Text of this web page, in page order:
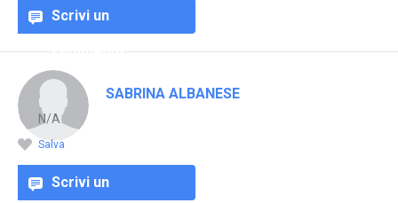
Scrivi un
commento
SABRINA ALBANESE
N/A
Salva
Scrivi un